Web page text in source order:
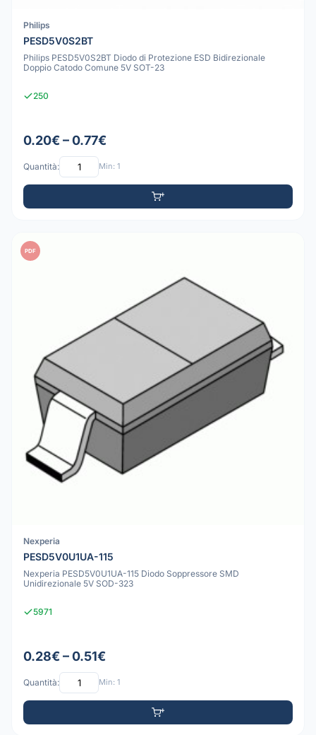
Philips
PESD5V0S2BT
Philips PESD5V0S2BT Diodo di Protezione ESD Bidirezionale
Doppio Catodo Comune 5V SOT-23
250
0.20€ – 0.77€
Quantità: Min: 1
PDF
Nexperia
PESD5V0U1UA-115
Nexperia PESD5V0U1UA-115 Diodo Soppressore SMD
Unidirezionale 5V SOD-323
5971
0.28€ – 0.51€
Quantità: Min: 1